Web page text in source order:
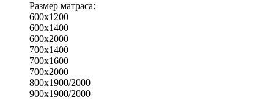
Размер матраса:
600х1200
600х1400
600х2000
700х1400
700х1600
700х2000
800х1900/2000
900х1900/2000